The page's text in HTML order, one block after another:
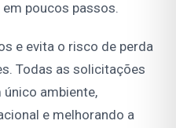
poucos passos.
e evita o risco de perda
Todas as solicitações
ambiente,
e melhorando a